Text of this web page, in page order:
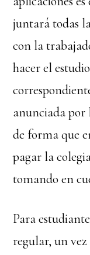
juntará todas
con la
hacer el
anunciada por
de forma que
pagar la
tomando en
Para
regular, un vez